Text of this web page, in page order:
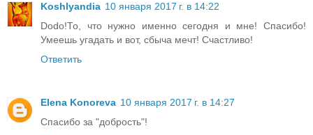
Koshlyandia 10 января 2017 г. в 14:22
Dodo!То, что нужно именно сегодня и мне! Спасибо!
Умеешь угадать и вот, сбыча мечт! Счастливо!
Ответить
Elena Konoreva 10 января 2017 г. в 14:27
Спасибо за "добрость"!